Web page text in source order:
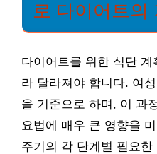
로 다이어트의
다이어트를 위한 식단
라 달라져야 합니다. 여
을 기준으로 하며, 이 과
요법에 매우 큰 영향을
주기의 각 단계별 필요